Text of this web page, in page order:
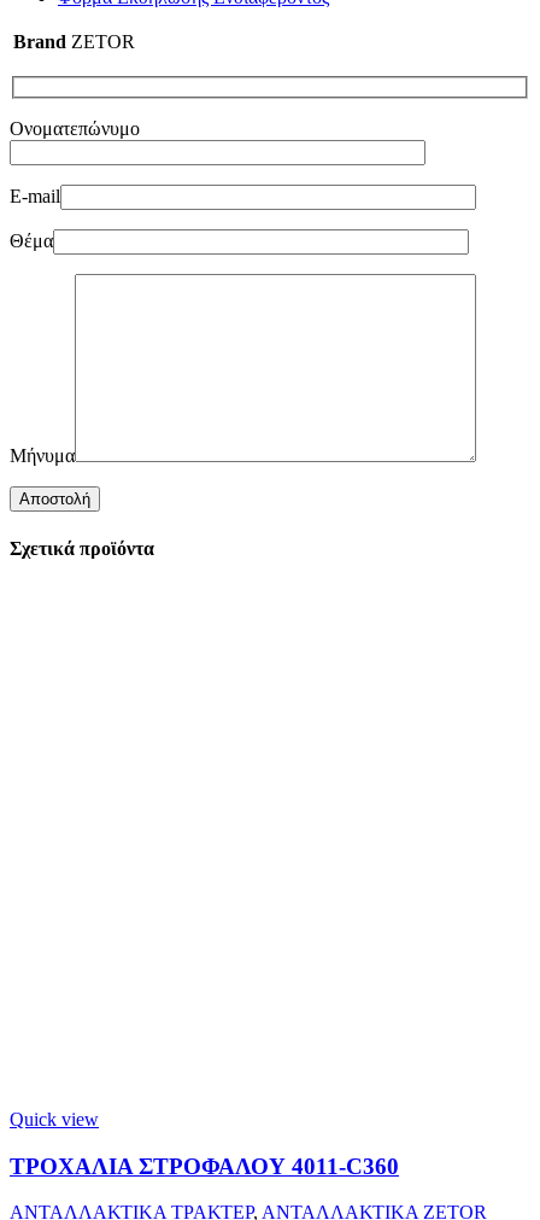
Brand ZETOR
Ονοματεπώνυμο
E-mail
Θέμα
Μήνυμα
Σχετικά προϊόντα
Quick view
ΤΡΟΧΑΛΙΑ ΣΤΡΟΦΑΛΟΥ 4011-C360
ΑΝΤΑΛΛΑΚΤΙΚΑ ΤΡΑΚΤΕΡ, ΑΝΤΑΛΛΑΚΤΙΚΑ ZETOR